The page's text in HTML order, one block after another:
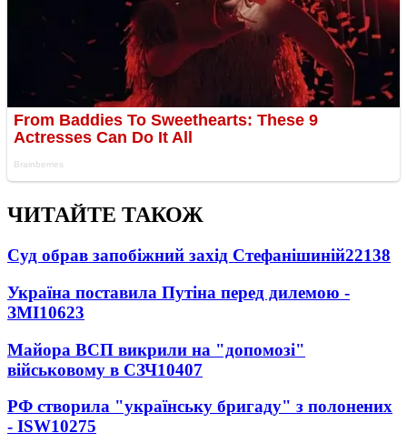
ЧИТАЙТЕ ТАКОЖ
Суд обрав запобіжний захід Стефанішиній22138
Україна поставила Путіна перед дилемою -
ЗМІ10623
Майора ВСП викрили на "допомозі"
військовому в СЗЧ10407
РФ створила "українську бригаду" з полонених
- ISW10275